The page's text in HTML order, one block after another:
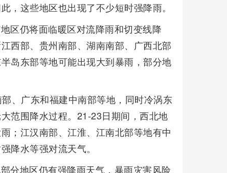
，这些地区也出现了不少短时强降雨。
区仍将面临暖区对流降雨和切变线降
西部、贵州南部、湖南南部、广西北部
岛东部等地可能出现大到暴雨，部分地
、广东和福建中南部等地，同时冷涡东
范围降水过程。21-23日期间，西北地
；江汉南部、江淮、江南北部等地有中
降水等强对流天气。
分地区仍有强降雨天气，暴雨灾害风险